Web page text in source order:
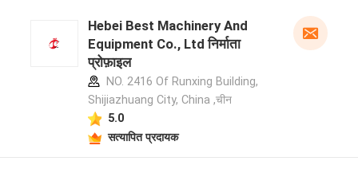
Hebei Best Machinery And
Equipment Co., Ltd निर्माता
प्रोफ़ाइल
NO. 2416 Of Runxing Building,
Shijiazhuang City, China ,चीन
5.0
सत्यापित प्रदायक